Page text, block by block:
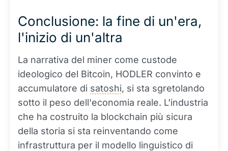
Conclusione: la fine di un'era,
l'inizio di un'altra
La narrativa del miner come custode
ideologico del Bitcoin, HODLER convinto e
accumulatore di satoshi, si sta sgretolando
sotto il peso dell'economia reale. L'industria
che ha costruito la blockchain più sicura
della storia si sta reinventando come
infrastruttura per il modello linguistico di